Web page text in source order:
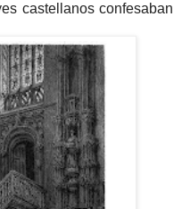
castellanos confesaban